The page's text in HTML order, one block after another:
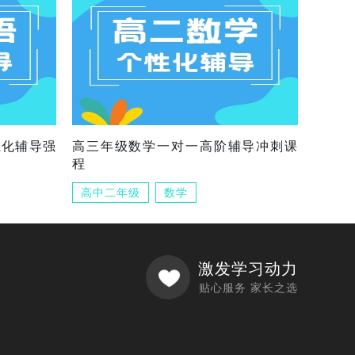
辅导强
高三年级数学一对一高阶辅导冲刺课
程
高中二年级 数学
激发学习动力
贴心服务 家长之选